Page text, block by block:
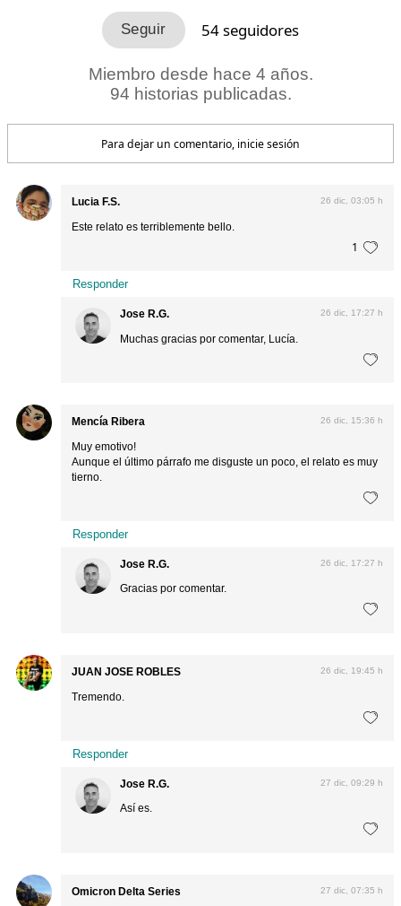
54seguidores
Miembro desde hace 4 años.
94 historias publicadas.
Para dejar un comentario, inicie sesión
Lucia F.S. 26 dic, 03:05 h
Este relato es terriblemente bello.
1
Responder
Jose R.G. 26 dic, 17:27 h
Muchas gracias por comentar, Lucía.
Mencía Ribera 26 dic, 15:36 h
Muy emotivo!
Aunque el último párrafo me disguste un poco, el relato es muy
tierno.
Responder
Jose R.G. 26 dic, 17:27 h
Gracias por comentar.
JUAN JOSE ROBLES 26 dic, 19:45 h
Tremendo.
Responder
Jose R.G. 27 dic, 09:29 h
Así es.
Omicron Delta Series 27 dic, 07:35 h